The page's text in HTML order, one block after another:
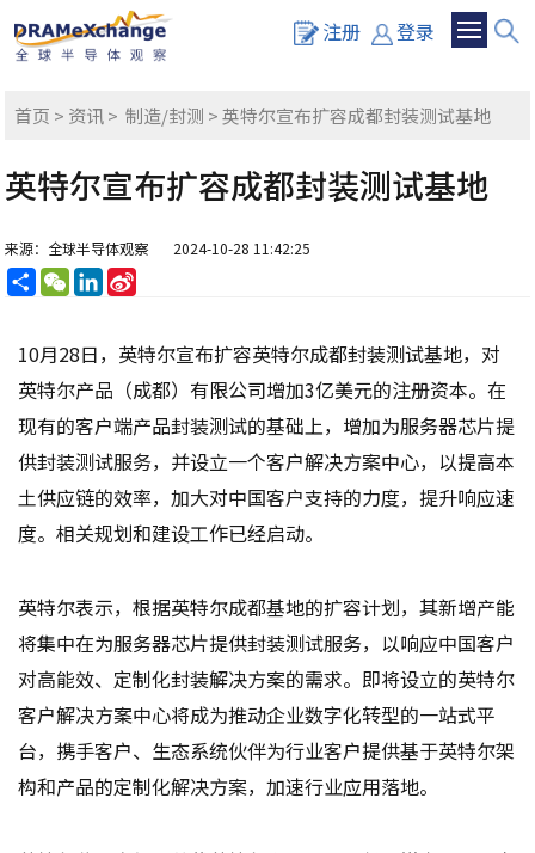
注册 登录
首页 > 资讯>制造/封测 > 英特尔宣布扩容成都封装测试基地
英特尔宣布扩容成都封装测试基地
来源：全球半导体观察 2024-10-28 11:42:25
分
享
WeChatLinkedIn
10月28日，英特尔宣布扩容英特尔成都封装测试基地，对
英特尔产品（成都）有限公司增加3亿美元的注册资本。在
现有的客户端产品封装测试的基础上，增加为服务器芯片提
供封装测试服务，并设立一个客户解决方案中心，以提高本
土供应链的效率，加大对中国客户支持的力度，提升响应速
度。相关规划和建设工作已经启动。
英特尔表示，根据英特尔成都基地的扩容计划，其新增产能
将集中在为服务器芯片提供封装测试服务，以响应中国客户
对高能效、定制化封装解决方案的需求。即将设立的英特尔
客户解决方案中心将成为推动企业数字化转型的一站式平
台，携手客户、生态系统伙伴为行业客户提供基于英特尔架
构和产品的定制化解决方案，加速行业应用落地。